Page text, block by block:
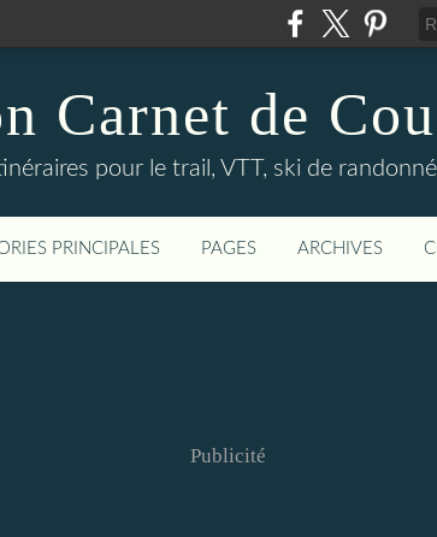
Carnet de
pour le trail, VTT, ski de
PRINCIPALES PAGES ARCHIVES
Publicité